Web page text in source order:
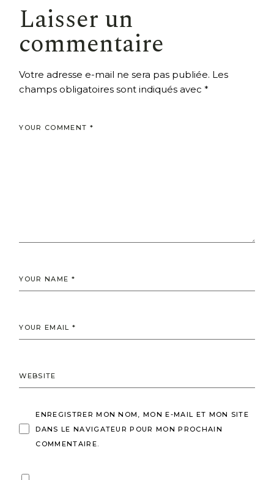
Laisser un
commentaire
Votre adresse e-mail ne sera pas publiée. Les
champs obligatoires sont indiqués avec*
ENREGISTRER MON NOM, MON E-MAIL ET MON SITE
DANS LE NAVIGATEUR POUR MON PROCHAIN
COMMENTAIRE.